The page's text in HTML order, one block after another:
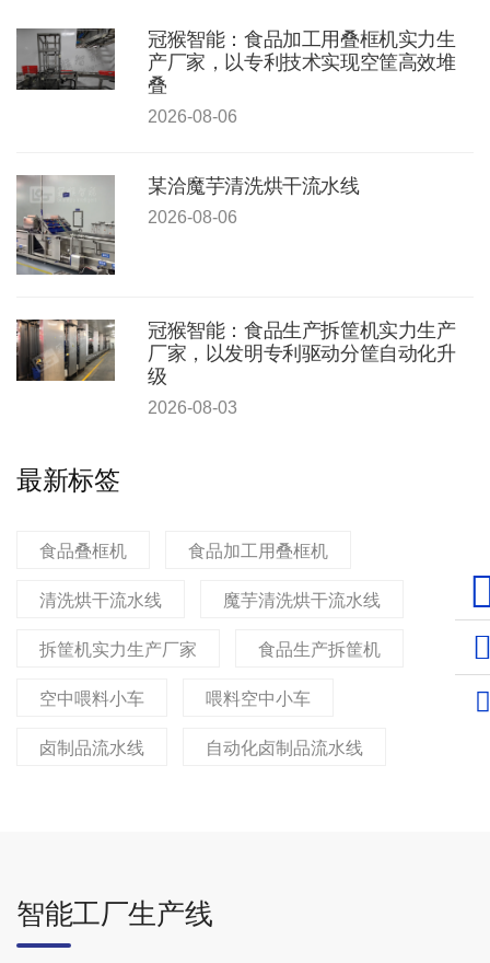
冠猴智能：食品加工用叠框机实力生
产厂家，以专利技术实现空筐高效堆
叠
2026-08-06
某洽魔芋清洗烘干流水线
2026-08-06
冠猴智能：食品生产拆筐机实力生产
厂家，以发明专利驱动分筐自动化升
级
2026-08-03
最新标签
食品叠框机 食品加工用叠框机
清洗烘干流水线 魔芋清洗烘干流水线
拆筐机实力生产厂家 食品生产拆筐机
空中喂料小车 喂料空中小车
卤制品流水线 自动化卤制品流水线
智能工厂生产线